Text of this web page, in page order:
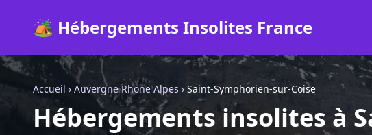
🏕️ Hébergements Insolites France
Accueil › Auvergne Rhone Alpes › Saint-Symphorien-sur-Coise
Hébergements insolites à